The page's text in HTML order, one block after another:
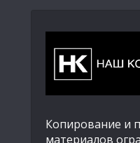
Копирование и
материалов